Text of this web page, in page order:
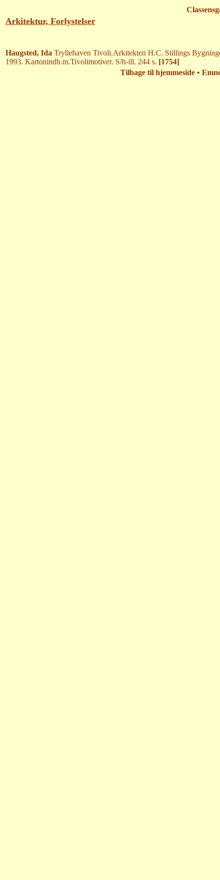
Arkitektur, Forlystelser
Haugsted, Ida Tryllehaven Tivoli.Arkitekten H.C. Stillings
1993. Kartonindb.m.Tivolimotiver. S/h-ill. 244 s. [1754]
Tilbage til hjemmeside •